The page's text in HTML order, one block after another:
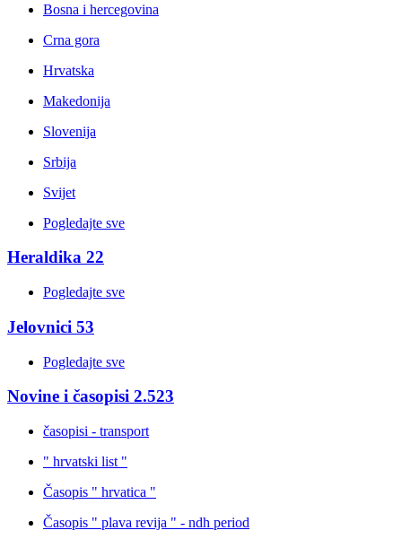
Bosna i hercegovina
Crna gora
Hrvatska
Makedonija
Slovenija
Srbija
Svijet
Pogledajte sve
Heraldika 22
Pogledajte sve
Jelovnici 53
Pogledajte sve
Novine i časopisi 2.523
časopisi - transport
" hrvatski list "
Časopis " hrvatica "
Časopis " plava revija " - ndh period